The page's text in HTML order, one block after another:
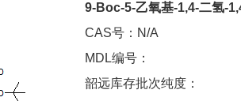
9-Boc-5-乙氧基-1,4-二氢-
CAS号：N/A
MDL编号：
韶远库存批次纯度：